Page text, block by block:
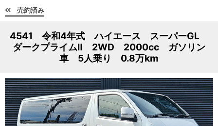
売約済み
4541 令和4年式 ハイエース スーパーGL
ダークプライムⅡ 2WD 2000cc ガソリン
車 5人乗り 0.8万km